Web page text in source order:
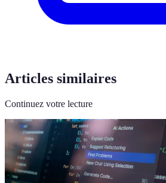
Articles similaires
Continuez votre lecture